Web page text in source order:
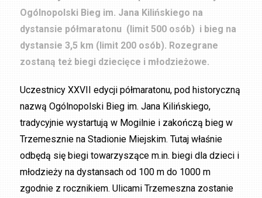
Ogólnopolski Bieg im. Jana Kilińskiego na
dystansie półmaratonu (limit 500 osób) i bieg na
dystansie 3,5 km (limit 200 osób). Rozegrane
zostaną też biegi dziecięce i młodzieżowe.
Uczestnicy XXVII edycji półmaratonu, pod historyczną
nazwą Ogólnopolski Bieg im. Jana Kilińskiego,
tradycyjnie wystartują w Mogilnie i zakończą bieg w
Trzemesznie na Stadionie Miejskim. Tutaj właśnie
odbędą się biegi towarzyszące m.in. biegi dla dzieci i
młodzieży na dystansach od 100 m do 1000 m
zgodnie z rocznikiem. Ulicami Trzemeszna zostanie